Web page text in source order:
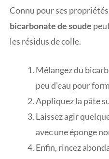
Connu pour ses
bicarbonate de soude
les résidus de colle.
Mélangez du
peu d’eau pour
Appliquez la pâte
Laissez agir
avec une éponge
Enfin, rincez